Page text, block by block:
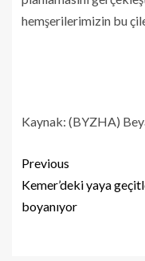
hemşerilerimizin bu
Kaynak: (BYZHA)
Previous
Kemer’deki yaya
boyanıyor